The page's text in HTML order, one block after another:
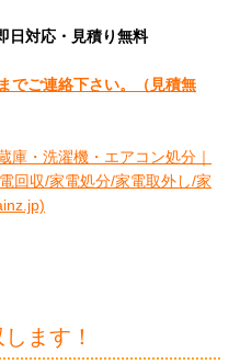
日対応・見積り無料
でご連絡下さい。
（見積無
庫・洗濯機・エアコン処分｜
回収/家電処分/家電取外し/家
ます！